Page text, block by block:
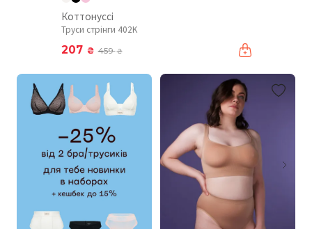
Коттонуссі
Труси стрінги 402K
207 ₴ 459₴